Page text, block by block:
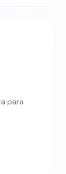
para